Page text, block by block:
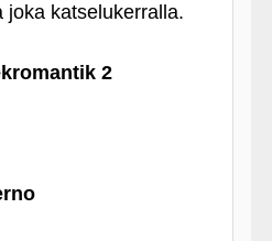
joka katselukerralla.
2